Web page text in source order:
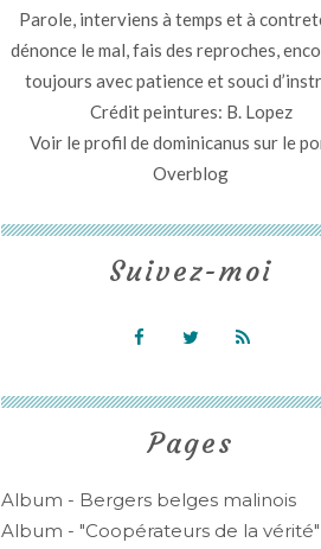
Pages
Album - Bergers belges malinois
Album - "Coopérateurs de la vérité"
Parole, interviens à temps et à
dénonce le mal, fais des reproches,
toujours avec patience et souci
Crédit peintures: B. Lopez
Voir le profil dedominicanus sur le
Overblog
Suivez-moi